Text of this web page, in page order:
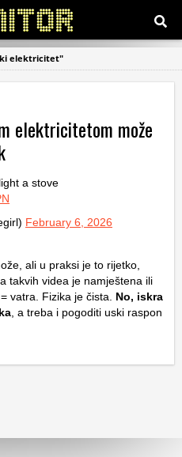
elektricitet"
elektricitetom može
a stove
February 6, 2026
ali u praksi je to rijetko,
takvih videa je namještena ili
vatra. Fizika je čista. No, iskra
, a treba i pogoditi uski raspon